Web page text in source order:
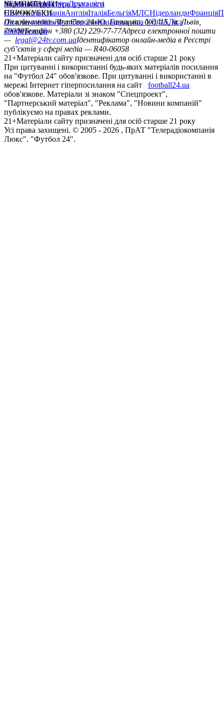
політикаСтруктура власності
УкраїнаПерша лігаДруга ліга
ЧЕМПІОНАТИ
НімеччинаІспаніяАнгліяІталіяБельгіяМЛСНідерландиФранція
ЄВРОКУБКИ
Ліга чемпіонівЛіга ЄвропиЮнацька ліга УЄФАЛіга
конференцій
Онлайн-медіа «Футбол 24»пл. Галицька, буд. 15, м. Львів,
79008Телефон +380 (32) 229-77-77Адреса електронної пошти
— legal@24tv.com.uaІдентифікатор онлайн-медіа в Реєстрі
суб’єктів у сфері медіа — R40-06058
21+Матеріали сайту призначені для осіб старше 21 року
При цитуванні і використанні будь-яких матеріалів посилання
на "Футбол 24" обов'язкове. При цитуванні і використанні в
мережі Інтернет гіперпосилання на сайт
football24.ua
обов'язкове. Матеріали зі знаком "Спецпроект",
"Партнерський матеріал", "Реклама", "Новини компаній"
публікуємо на правах реклами.
21+Матеріали сайту призначені для осіб старше 21 року
Усi права захищенi. © 2005 - 2026 , ПрАТ "Телерадіокомпанія
Люкс". "Футбол 24".